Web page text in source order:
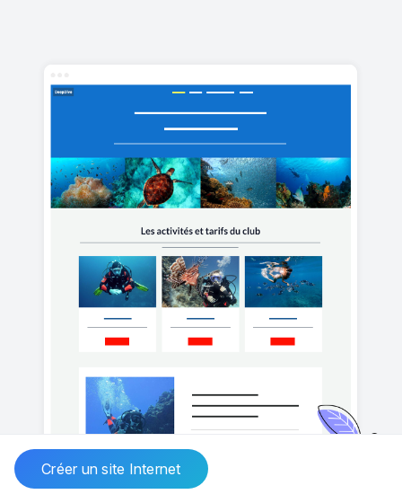
Créer un site Internet